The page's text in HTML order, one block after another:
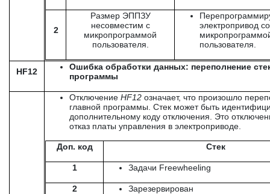
2
Размер ЭППЗУ
несовместим с
микропрограммой
пользователя.
электропривод
пользователя.
HF12
Ошибка обработки данных: переполнение
программы
Отключение HF12 означает, что произошло
главной программы. Стек может быть
дополнительному коду отключения. Это
отказ платы управления в электроприводе.
Доп. код Стек
1 Задачи Freewheeling
2 Зарезервирован